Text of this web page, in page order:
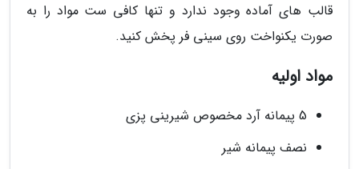
قالب های آماده وجود ندارد و تنها کافی ست مواد را به
صورت یکنواخت روی سینی فر پخش کنید.
مواد اولیه
5 پیمانه آرد مخصوص شیرینی پزی
نصف پیمانه شیر